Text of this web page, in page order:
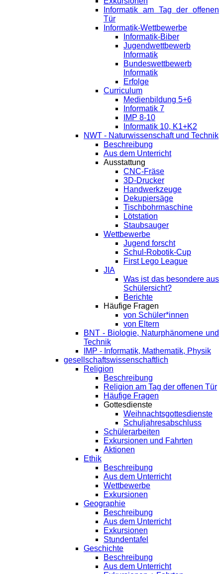
Informatik am Tag der offenen
Tür
Informatik-Wettbewerbe
Informatik-Biber
Jugendwettbewerb
Informatik
Bundeswettbewerb
Informatik
Erfolge
Curriculum
Medienbildung 5+6
Informatik 7
IMP 8-10
Informatik 10, K1+K2
NWT - Naturwissenschaft und Technik
Beschreibung
Aus dem Unterricht
Ausstattung
CNC-Fräse
3D-Drucker
Handwerkzeuge
Dekupiersäge
Tischbohrmaschine
Lötstation
Staubsauger
Wettbewerbe
Jugend forscht
Schul-Robotik-Cup
First Lego League
JIA
Was ist das besondere aus
Schülersicht?
Berichte
Häufige Fragen
von Schüler*innen
von Eltern
BNT - Biologie, Naturphänomene und
Technik
IMP - Informatik, Mathematik, Physik
gesellschaftswissenschaftlich
Religion
Beschreibung
Religion am Tag der offenen Tür
Häufige Fragen
Gottesdienste
Weihnachtsgottesdienste
Schuljahresabschluss
Schülerarbeiten
Exkursionen und Fahrten
Aktionen
Ethik
Beschreibung
Aus dem Unterricht
Wettbewerbe
Exkursionen
Geographie
Beschreibung
Aus dem Unterricht
Exkursionen
Stundentafel
Geschichte
Beschreibung
Aus dem Unterricht